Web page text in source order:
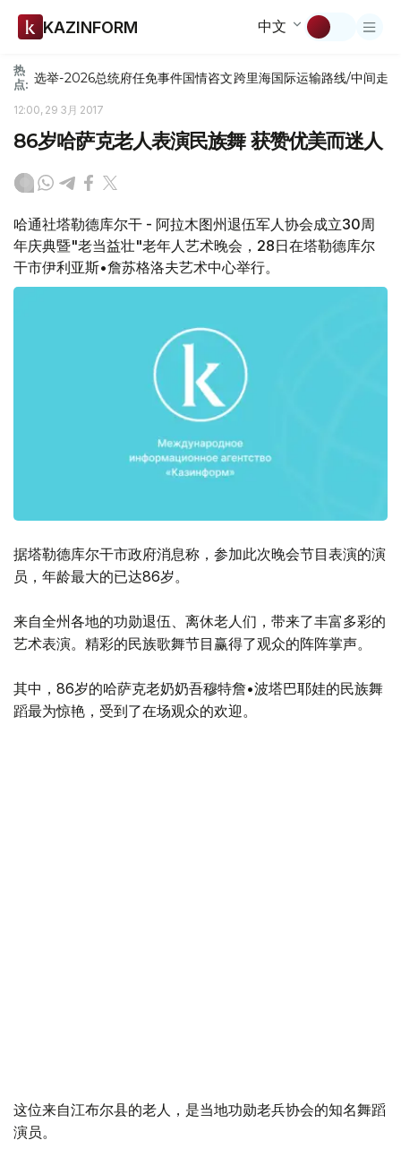
KAZINFORM 中文
热
点: 选举-2026总统府任免事件国情咨文跨里海国际运输路线/中间走廊
12:00, 29 3月 2017
86岁哈萨克老人表演民族舞 获赞优美而迷人
哈通社塔勒德库尔干 - 阿拉木图州退伍军人协会成立30周
年庆典暨"老当益壮"老年人艺术晚会，28日在塔勒德库尔
干市伊利亚斯•詹苏格洛夫艺术中心举行。
据塔勒德库尔干市政府消息称，参加此次晚会节目表演的演
员，年龄最大的已达86岁。
来自全州各地的功勋退伍、离休老人们，带来了丰富多彩的
艺术表演。精彩的民族歌舞节目赢得了观众的阵阵掌声。
其中，86岁的哈萨克老奶奶吾穆特詹•波塔巴耶娃的民族舞
蹈最为惊艳，受到了在场观众的欢迎。
这位来自江布尔县的老人，是当地功勋老兵协会的知名舞蹈
演员。